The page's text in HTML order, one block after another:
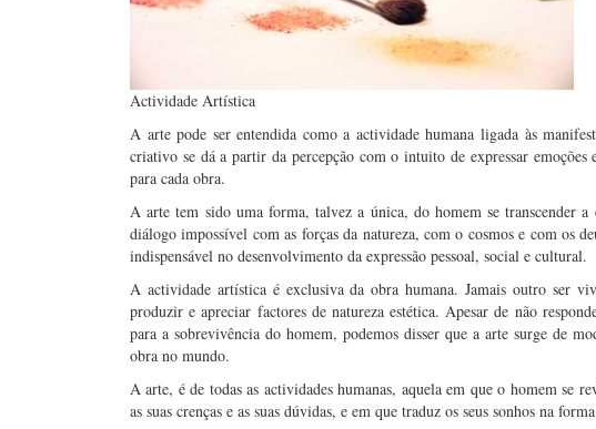
Actividade Artística
A arte pode ser entendida como a actividade humana ligada às
criativo se dá a partir da percepção com o intuito de expressar
para cada obra.
A arte tem sido uma forma, talvez a única, do homem se transcender a
diálogo impossível com as forças da natureza, com o cosmos e com os
indispensável no desenvolvimento da expressão pessoal, social e cultural.
A actividade artística é exclusiva da obra humana. Jamais outro ser
produzir e apreciar factores de natureza estética. Apesar de não
para a sobrevivência do homem, podemos disser que a arte surge de
obra no mundo.
A arte, é de todas as actividades humanas, aquela em que o homem se
as suas crenças e as suas dúvidas, e em que traduz os seus sonhos na